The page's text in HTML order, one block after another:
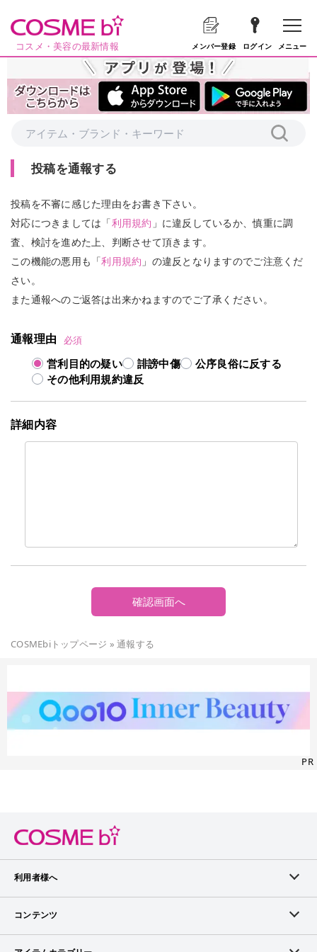
コスメ・美容の最新情報 メンバー登録 ログイン メニュー
投稿を通報する
投稿を不審に感じた理由をお書き下さい。
対応につきましては「利用規約 」に違反しているか、慎重に調
査、検討を進めた上、判断させて頂きます。
この機能の悪用も「利用規約 」の違反となりますのでご注意くだ
さい。
また通報へのご返答は出来かねますのでご了承ください。
通報理由 必須
営利目的の疑い 誹謗中傷
公序良俗に反する
その他利用規約違反
詳細内容
確認画面へ
COSMEbiトップページ »通報する
PR
利用者様へ
メンバーログイン
コンテンツ
ランキング